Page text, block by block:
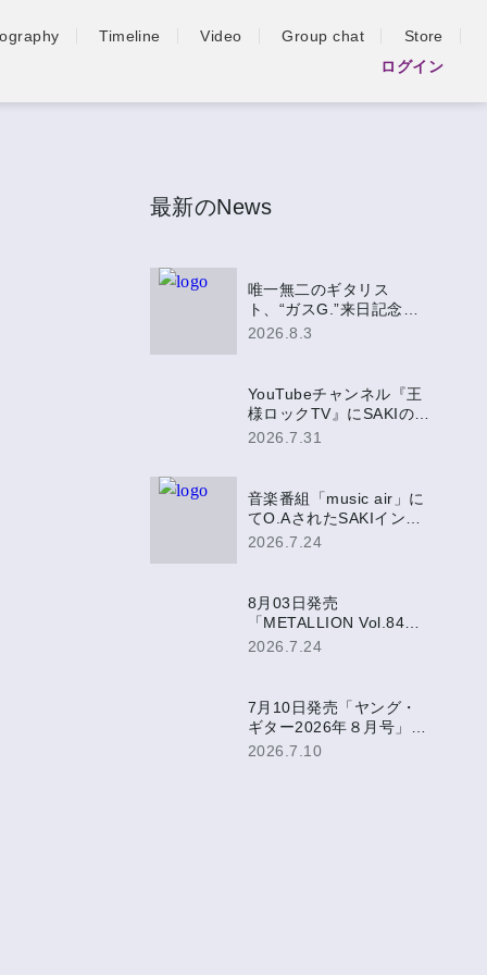
Timeline Video Group chat
Store
ログイン
最新のNews
唯一無二のギタリス
ト、“ガスG.”来日記念盤
EPにSAKIの参加が決定！
2026.8.3
YouTubeチャンネル『王
様ロックTV』にSAKIの出
演が決定！
2026.7.31
音楽番組「music air」に
てO.AされたSAKIインタ
ビュー映像がミュージッ
2026.7.24
8月03日発売
「METALLION Vol.84」
にて、SAKI表紙巻頭掲
2026.7.24
7月10日発売「ヤング・
ギター2026年８月号」に
SAKIアンケート掲載！
2026.7.10